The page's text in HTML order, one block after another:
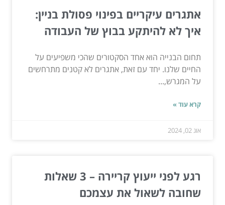
אתגרים עיקריים בפינוי פסולת בניין:
איך לא להיתקע בבוץ של העבודה
תחום הבנייה הוא אחד הסקטורים שהכי משפיעים על
החיים שלנו. יחד עם זאת, אתגרים לא קטנים מתרחשים
על המגרש,...
קרא עוד »
אוג 02, 2024
רגע לפני ייעוץ קריירה – 3 שאלות
שחובה לשאול את עצמכם